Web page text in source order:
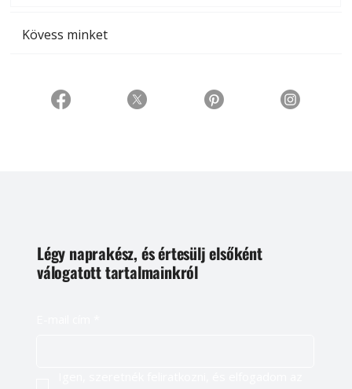
Kövess minket
Légy naprakész, és értesülj elsőként
válogatott tartalmainkról